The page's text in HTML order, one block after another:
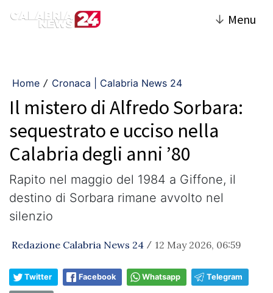
↓ Menu
Home / Cronaca | Calabria News 24
Il mistero di Alfredo Sorbara:
sequestrato e ucciso nella
Calabria degli anni ’80
Rapito nel maggio del 1984 a Giffone, il
destino di Sorbara rimane avvolto nel
silenzio
Redazione Calabria News 24 / 12 May 2026, 06:59
Twitter Facebook Whatsapp Telegram